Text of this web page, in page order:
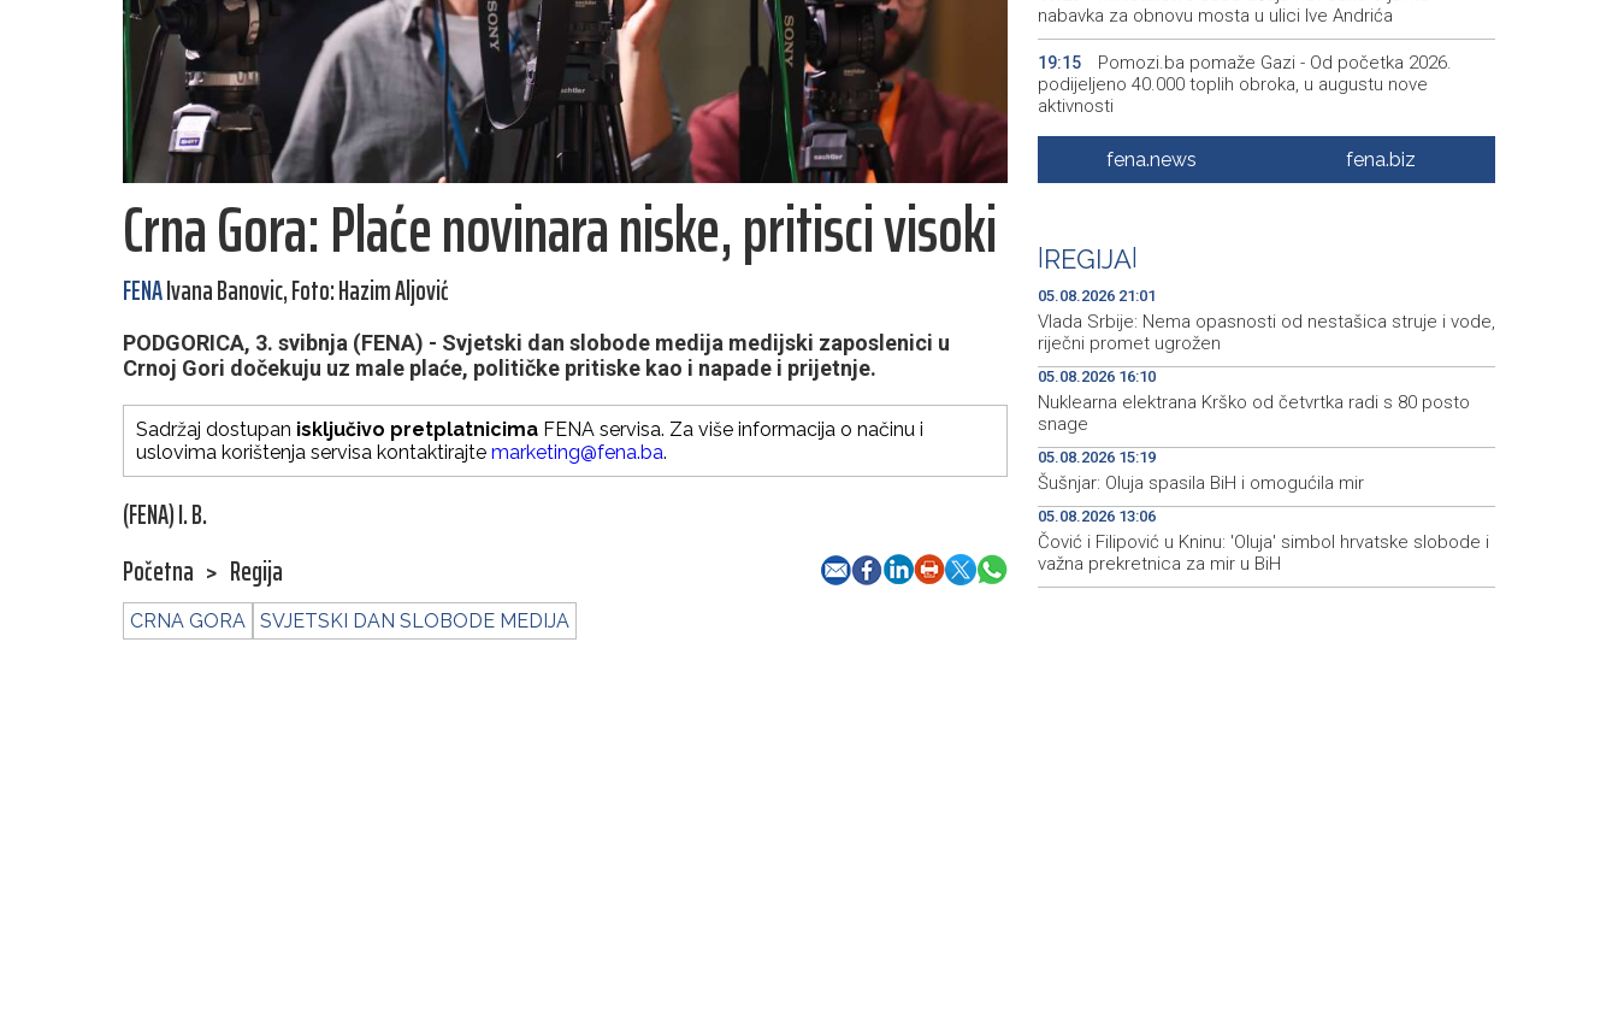
Crna Gora: Plaće novinara niske, pritisci visoki
FENAIvana Banovic, Foto: Hazim Aljović
PODGORICA, 3. svibnja (FENA) - Svjetski dan slobode medija medijski zaposlenici u
Crnoj Gori dočekuju uz male plaće, političke pritiske kao i napade i prijetnje.
Sadržaj dostupan isključivo pretplatnicima FENA servisa. Za više informacija o načinu i
uslovima korištenja servisa kontaktirajte marketing@fena.ba.
(FENA) I. B.
Početna > Regija
CRNA GORA SVJETSKI DAN SLOBODE MEDIJA
nabavka za obnovu mosta u ulici Ive Andrića
19:15
Pomozi.ba pomaže Gazi - Od početka 2026.
podijeljeno 40.000 toplih obroka, u augustu nove
aktivnosti
Conference on representation of constituent
predstavljanjem kozmetike
19:05
Prosecutor's Office indicts former Court of BiH
employee for alleged embezzlement
fena.news fena.biz
REGIJA
05.08.2026 21:01
Vlada Srbije: Nema opasnosti od nestašica struje i vode,
riječni promet ugrožen
05.08.2026 16:10
Nuklearna elektrana Krško od četvrtka radi s 80 posto
snage
05.08.2026 15:19
Šušnjar: Oluja spasila BiH i omogućila mir
05.08.2026 13:06
Čović i Filipović u Kninu: 'Oluja' simbol hrvatske slobode i
važna prekretnica za mir u BiH